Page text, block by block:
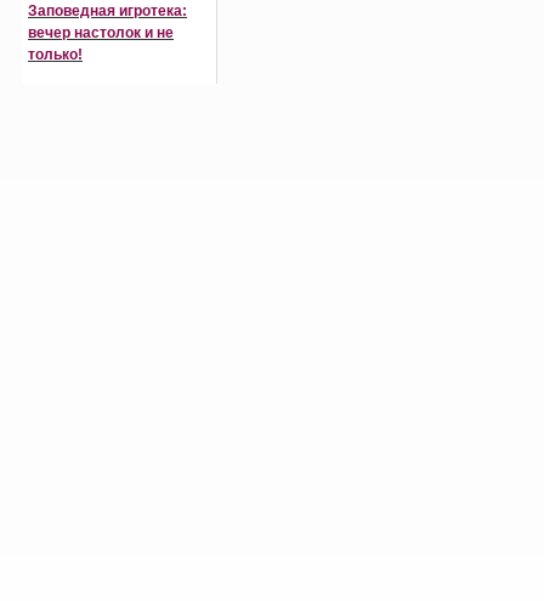
Заповедная игротека:
вечер настолок и не
только!